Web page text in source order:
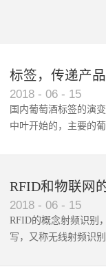
标签，传递产
2018 - 06 - 15
国内葡萄酒标签的
中叶开始的，主要的
RFID和物联网
2018 - 06 - 15
RFID的概念射频识别
写，又称无线射频识